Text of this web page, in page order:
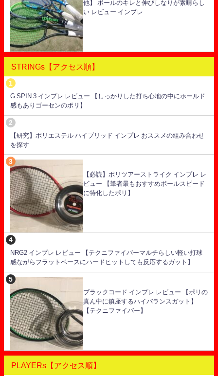
他】 ボールのキレと伸びしなりが素晴らし
い レビュー インプレ
STRINGs【アクセス順】
G SPIN 3 インプレ レビュー 【しっかりした打ち心地の中にホールド
感もありゴーセンのポリ】
【研究】ポリエステル ハイブリッド インプレ おススメの組み合わせ
を探す
【必読】ポリツアーストライク インプレ レ
ビュー 【筆者最もおすすめボールスピード
に特化したポリ】
NRG2 インプレ レビュー 【テクニファイバーマルチらしい軽い打球
感ながらフラットベースにハードヒットしても反応するガット】
ブラックコード インプレ レビュー 【ポリの
真ん中に鎮座するハイバランスガット】
【テクニファイバー】
PLAYERs【アクセス順】